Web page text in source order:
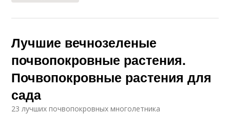
Лучшие вечнозеленые
почвопокровные растения.
Почвопокровные растения для
сада
23 лучших почвопокровных многолетника